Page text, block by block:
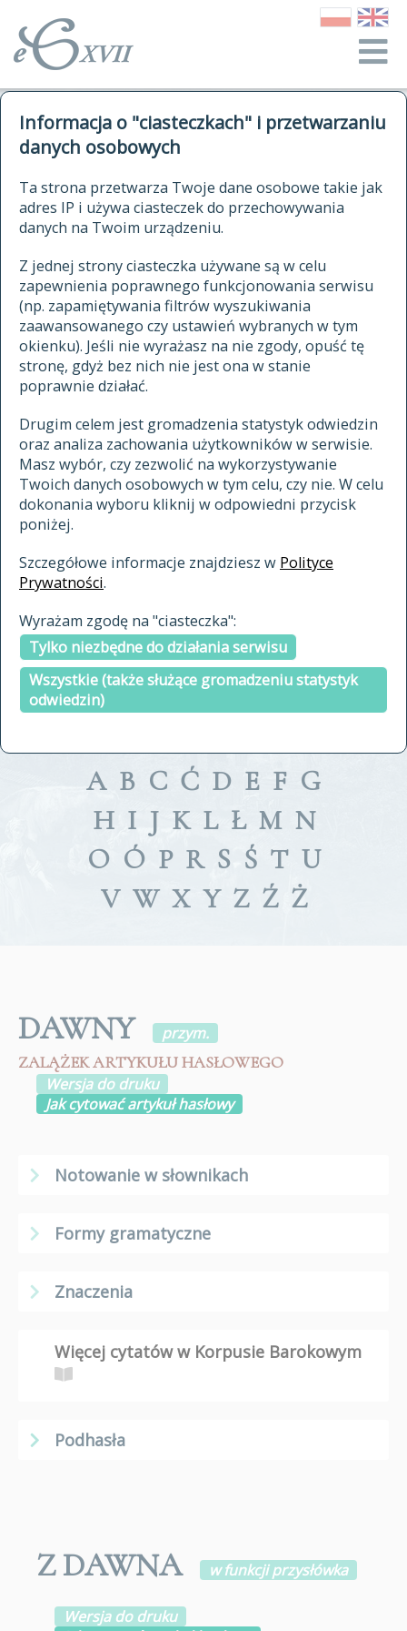
Informacja o "ciasteczkach" i przetwarzaniu
danych osobowych
Ta strona przetwarza Twoje dane osobowe takie jak
adres IP i używa ciasteczek do przechowywania
danych na Twoim urządzeniu.
Z jednej strony ciasteczka używane są w celu
zapewnienia poprawnego funkcjonowania serwisu
(np. zapamiętywania filtrów wyszukiwania
zaawansowanego czy ustawień wybranych w tym
okienku). Jeśli nie wyrażasz na nie zgody, opuść tę
stronę, gdyż bez nich nie jest ona w stanie
poprawnie działać.
Drugim celem jest gromadzenia statystyk odwiedzin
oraz analiza zachowania użytkowników w serwisie.
Masz wybór, czy zezwolić na wykorzystywanie
Twoich danych osobowych w tym celu, czy nie. W celu
dokonania wyboru kliknij w odpowiedni przycisk
poniżej.
Szczegółowe informacje znajdziesz w Polityce
Prywatności.
Wyrażam zgodę na "ciasteczka":
Tylko niezbędne do działania serwisu
Wszystkie (także służące gromadzeniu statystyk
odwiedzin)
autorzy Słownika
historia
publikacje
źródła
autorzy tekstów źródłowych
zasady opracowania
statystyki
najnowsze hasła
ostatnio zmodyfikowane hasła
materiały archiwalne
cytowanie
kontakt
kwerendy
jak cytować Słownik
ELEKTRONICZNY SŁOWNIK
JĘZYKA POLSKIEGO
XVII I XVIII WIEKU
znajdź hasła
zaczynające się od
indeksie
a fronte
a tergo
A B C Ć D E F G
H I J K L Ł M N
O Ó P R S Ś T U
V W X Y Z Ź Ż
DAWNY
przym.
ZALĄŻEK ARTYKUŁU HASŁOWEGO
Wersja do druku
Jak cytować artykuł hasłowy
Notowanie w słownikach
Formy gramatyczne
Znaczenia
Więcej cytatów w Korpusie Barokowym
Podhasła
Z DAWNA w funkcji przysłówka
Wersja do druku